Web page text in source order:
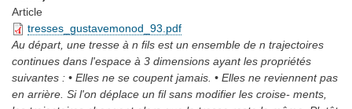
Article
tresses_gustavemonod_93.pdf
Au départ, une tresse à n fils est un ensemble de n trajectoires
continues dans l'espace à 3 dimensions ayant les propriétés
suivantes : • Elles ne se coupent jamais. • Elles ne reviennent pas
en arrière. Si l'on déplace un fil sans modifier les croise- ments,